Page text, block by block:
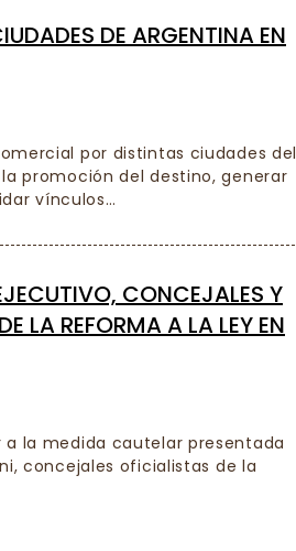
DE ARGENTINA EN
por distintas ciudades del
promoción del destino, generar
vínculos…
CONCEJALES Y
LA REFORMA A LA LEY EN
a la medida cautelar presentada
concejales oficialistas de la